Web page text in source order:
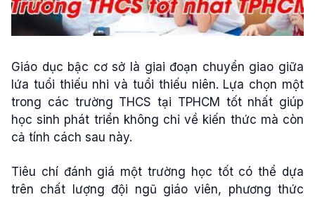
Giáo dục bậc cơ sở là giai đoạn chuyển giao giữa
lứa tuổi thiếu nhi và tuổi thiếu niên. Lựa chọn một
trong các trường THCS tại TPHCM tốt nhất giúp
học sinh phát triển không chỉ về kiến thức mà còn
cả tính cách sau này.
Tiêu chí đánh giá một trường học tốt có thể dựa
trên chất lượng đội ngũ giáo viên, phương thức